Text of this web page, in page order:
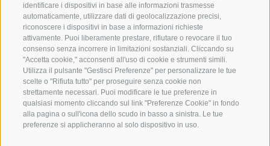
identificare i dispositivi in base alle informazioni trasmesse
automaticamente, utilizzare dati di geolocalizzazione precisi,
riconoscere i dispositivi in base a informazioni richieste
attivamente. Puoi liberamente prestare, rifiutare o revocare il tuo
consenso senza incorrere in limitazioni sostanziali. Cliccando su
"Accetta cookie," acconsenti all'uso di cookie e strumenti simili.
Utilizza il pulsante "Gestisci Preferenze" per personalizzare le tue
scelte o "Rifiuta tutto" per proseguire senza cookie non
strettamente necessari. Puoi modificare le tue preferenze in
qualsiasi momento cliccando sul link "Preferenze Cookie" in fondo
alla pagina o sull'icona dello scudo in basso a sinistra. Le tue
preferenze si applicheranno al solo dispositivo in uso.
SCUOLA DI SCI RACINES
LUISL'S SKI SCHOOL A RACINES
FONDO
ACQUA DA
SEGUICI SUI SOCIAL